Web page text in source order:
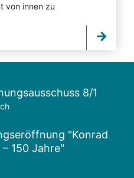
von innen zu
8/1
"Konrad
150 Jahre"